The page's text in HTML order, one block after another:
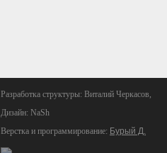
Разработка структуры: Виталий Черкасов,
Дизайн: NaSh
Верстка и программирование: Бурый Д.